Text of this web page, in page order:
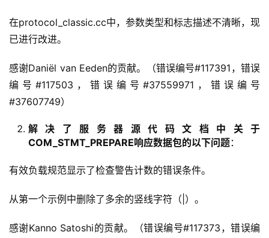
在protocol_classic.cc中，参数类型和标志描述不清晰，现
已进行改进。
感谢Daniël van Eeden的贡献。（错误编号#117391，错误
编号#117503，错误编号#37559971，错误编号
#37607749）
解决了服务器源代码文档中关于
COM_STMT_PREPARE响应数据包的以下问题：
有效负载规范显示了检查警告计数的错误条件。
从第一个示例中删除了多余的竖线字符（|）。
感谢Kanno Satoshi的贡献。（错误编号#117373，错误编